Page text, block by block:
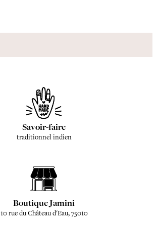
Savoir-faire
traditionnel indien
Boutique Jamini
10 rue du Château d'Eau, 75010